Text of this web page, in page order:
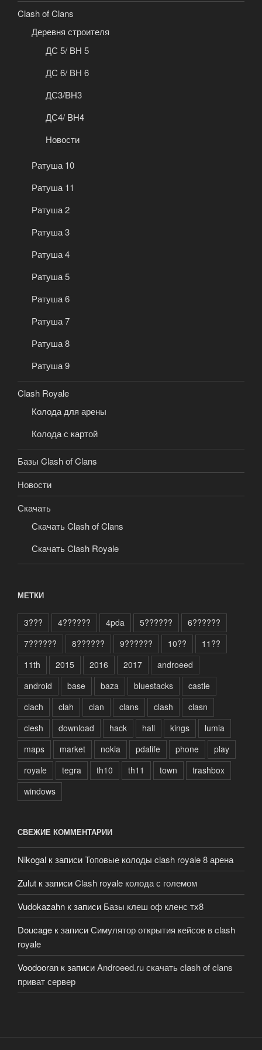
Clash of Clans
Деревня строителя
ДС 5/ BH 5
ДС 6/ BH 6
ДС3/BH3
ДС4/ BH4
Новости
Ратуша 10
Ратуша 11
Ратуша 2
Ратуша 3
Ратуша 4
Ратуша 5
Ратуша 6
Ратуша 7
Ратуша 8
Ратуша 9
Clash Royale
Колода для арены
Колода с картой
Базы Clash of Clans
Новости
Скачать
Скачать Clash of Clans
Скачать Clash Royale
МЕТКИ
3??? 4?????? 4pda 5??????
6??????
7??????
8?????? 9?????? 10??
11??
11th
2015 2016 2017
androeed
android
base baza bluestacks
castle
clach
clah clan clans clash
clasn
clesh
download hack hall kings
lumia
maps
market nokia pdalife phone
play
royale
tegra th10 th11 town
trashbox
windows
СВЕЖИЕ КОММЕНТАРИИ
Nikogal к записиТоповые колоды clash royale 8 арена
Zulut к записиClash royale колода с големом
Vudokazahn к записи Базы клеш оф кленс тх8
Doucage к записиСимулятор открытия кейсов в clash
royale
Voodooran к записиAndroeed.ru скачать clash of clans
приват сервер